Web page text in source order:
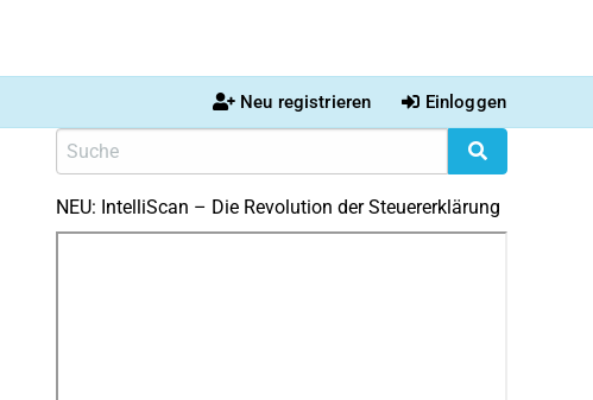
Neu registrieren Einloggen
NEU: IntelliScan – Die Revolution der Steuererklärung